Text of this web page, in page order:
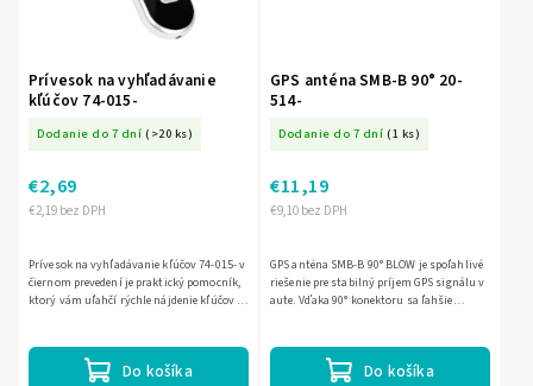
Prívesok na vyhľadávanie
kľúčov 74-015-
Dodanie do 7 dní (>20 ks)
€2,19 bez DPH
€2,69
Do košíka
Prívesok na vyhľadávanie kľúčov 74-015- v
čiernom prevedení je praktický pomocník,
ktorý vám uľahčí rýchle nájdenie kľúčov a
GPS anténa SMB-B 90° 20-
514-
Dodanie do 7 dní (1 ks)
€9,10 bez DPH
€11,19
Do košíka
GPS anténa SMB-B 90° BLOW je spoľahlivé
riešenie pre stabilný príjem GPS signálu v
aute. Vďaka 90° konektoru sa ľahšie